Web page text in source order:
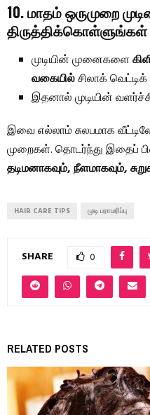
10. மாதம் ஒருமுறை
திருத்திக்கொள்ளுங்கள்
முடியின் முனைகளை
வகையில்சிலாக்
இதனால் முடியின்
இவை எல்லாம் சுலபமாக
முறைகள். தொடர்ந்து இதைப்
தடிமனாகவும், நீளமாகவும்,
HAIR CARE TIPS முடி பராமரிப்பு
SHARE 0
RELATED POSTS